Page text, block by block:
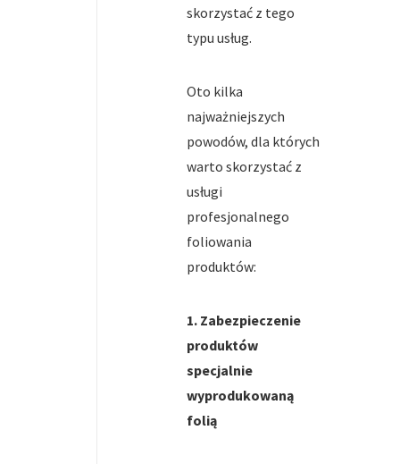
skorzystać z tego
typu usług.
Oto kilka
najważniejszych
powodów, dla których
warto skorzystać z
usługi
profesjonalnego
foliowania
produktów:
1. Zabezpieczenie
produktów
specjalnie
wyprodukowaną
folią